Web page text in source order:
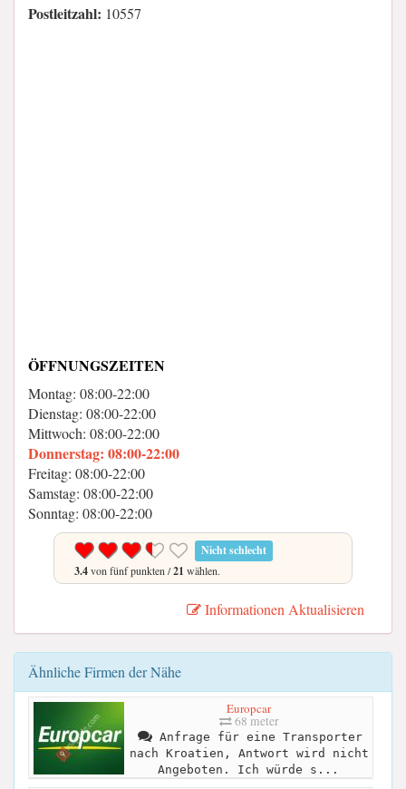
Postleitzahl: 10557
ÖFFNUNGSZEITEN
Montag: 08:00-22:00
Dienstag: 08:00-22:00
Mittwoch: 08:00-22:00
Donnerstag: 08:00-22:00
Freitag: 08:00-22:00
Samstag: 08:00-22:00
Sonntag: 08:00-22:00
Nicht schlecht
3.4von fünf punkten /21 wählen.
Informationen Aktualisieren
Ähnliche Firmen der Nähe
Europcar
68 meter
Anfrage für eine Transporter
nach Kroatien, Antwort wird nicht
Angeboten. Ich würde s...